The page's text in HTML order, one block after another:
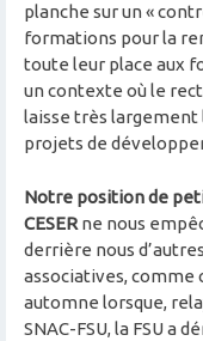
planche sur un «
formations pour la
toute leur place aux
un contexte où le
laisse très largement
projets de
Notre position de
CESER ne nous
derrière nous
associatives, comme
automne lorsque,
SNAC-FSU, la FSU a